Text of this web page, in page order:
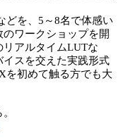
どを、5～8名で体感い
ワークショップを開
アルタイムLUTな
スを交えた実践形式
を初めて触る方でも大